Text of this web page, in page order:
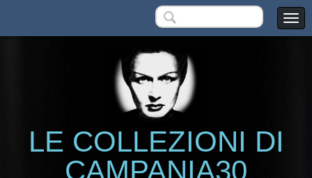
LE COLLEZIONI DI
CAMPANIA30